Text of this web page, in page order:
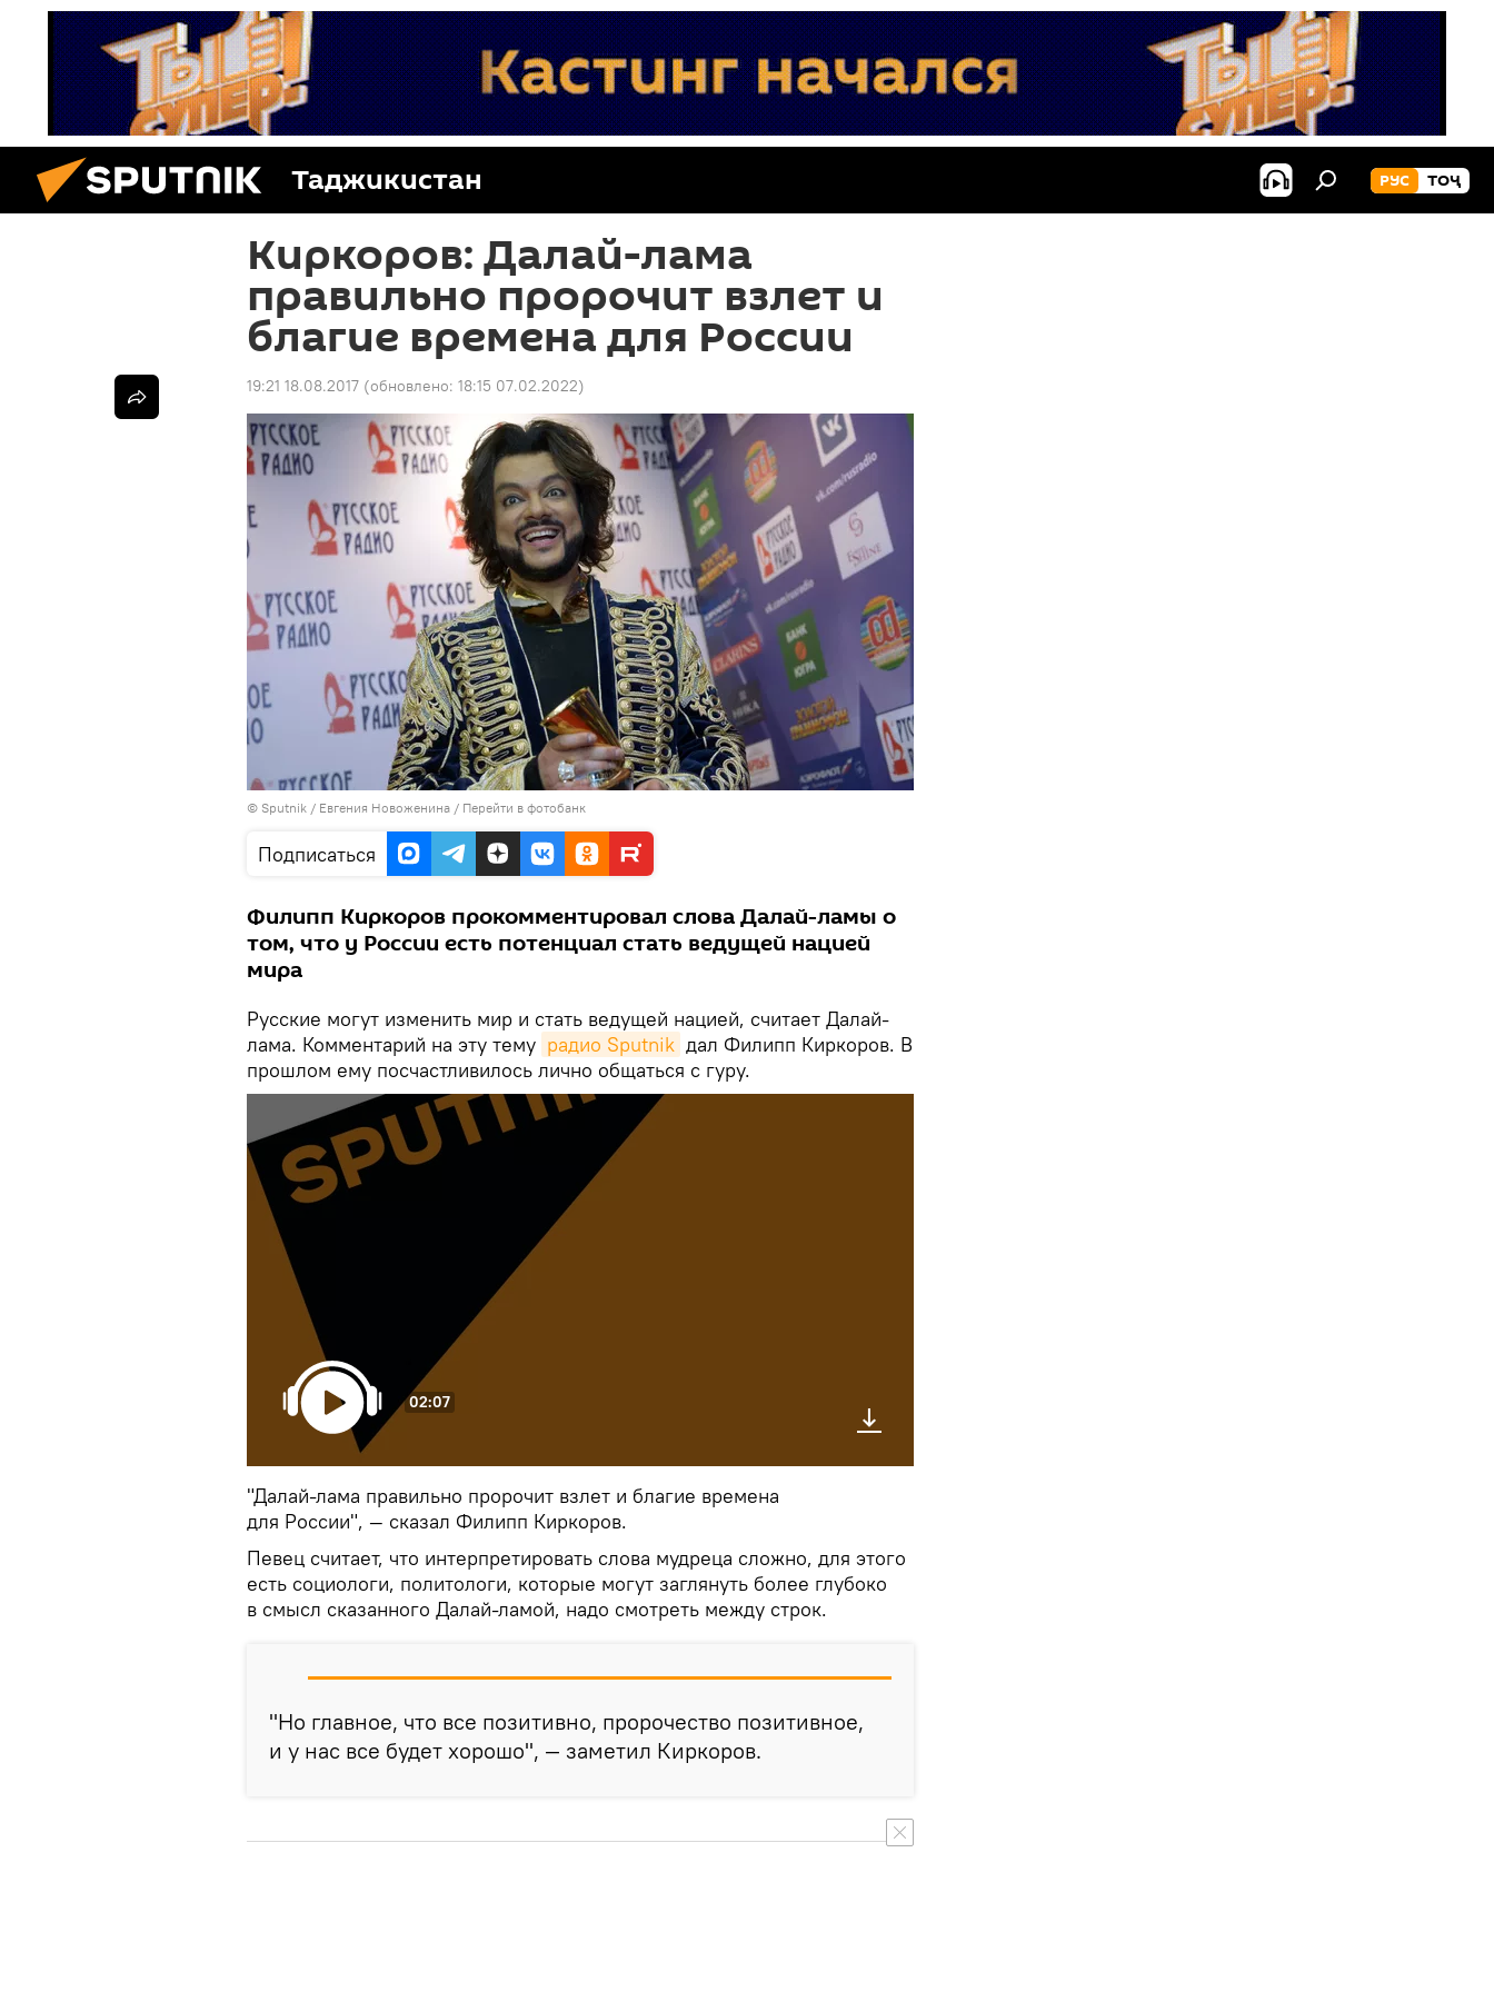
Таджикистан РУС ТОҶ
Киркоров: Далай-лама
правильно пророчит взлет и
благие времена для России
19:21 18.08.2017 (обновлено: 18:15 07.02.2022)
© Sputnik / Евгения Новоженина / Перейти в фотобанк
Подписаться
Филипп Киркоров прокомментировал слова Далай-ламы о
том, что у России есть потенциал стать ведущей нацией
мира
Русские могут изменить мир и стать ведущей нацией, считает Далай-
лама. Комментарий на эту тему радио Sputnik дал Филипп Киркоров. В
прошлом ему посчастливилось лично общаться с гуру.
02:07
"Далай-лама правильно пророчит взлет и благие времена
для России", — сказал Филипп Киркоров.
Певец считает, что интерпретировать слова мудреца сложно, для этого
есть социологи, политологи, которые могут заглянуть более глубоко
в смысл сказанного Далай-ламой, надо смотреть между строк.
"Но главное, что все позитивно, пророчество позитивное,
и у нас все будет хорошо", — заметил Киркоров.